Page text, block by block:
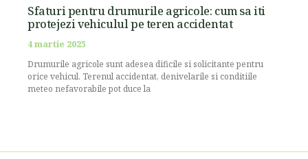
Sfaturi pentru drumurile agricole: cum sa iti
protejezi vehiculul pe teren accidentat
4 martie 2025
Drumurile agricole sunt adesea dificile si solicitante pentru
orice vehicul. Terenul accidentat, denivelarile si conditiile
meteo nefavorabile pot duce la